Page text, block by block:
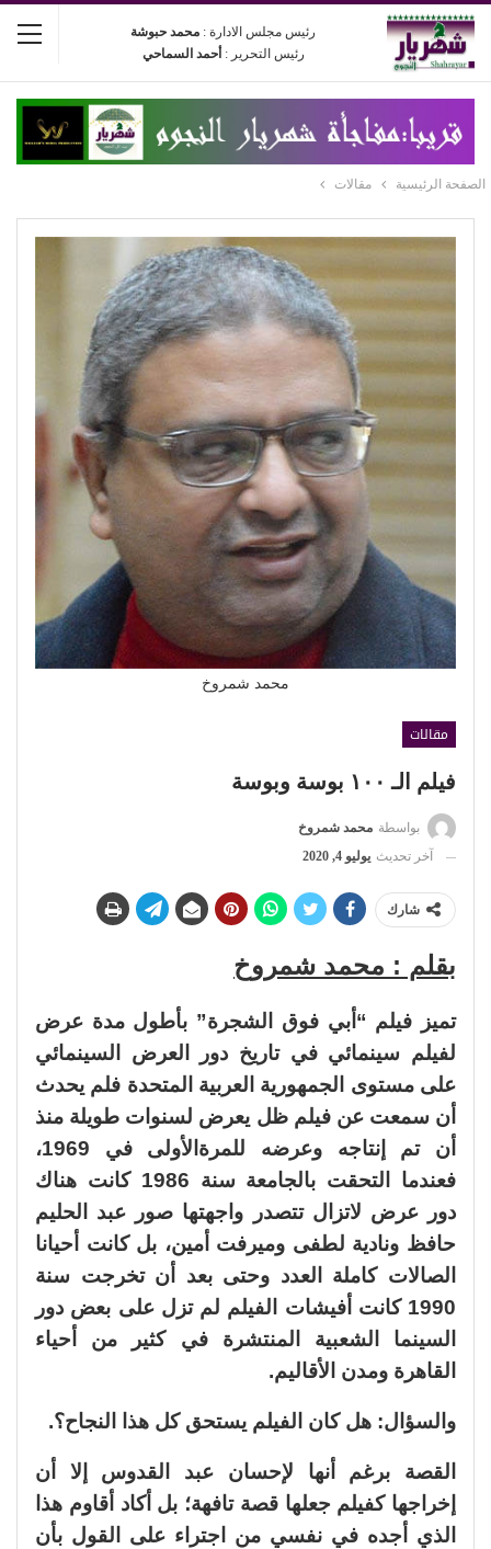
رئيس مجلس الادارة : محمد حبوشة
رئيس التحرير : أحمد السماحي
الصفحة الرئيسية مقالات
محمد شمروخ
مقالات
فيلم الـ ١٠٠ بوسة وبوسة
بواسطة محمد شمروخ
آخر تحديث يوليو 4, 2020
شارك
بقلم : محمد شمروخ
تميز فيلم “أبي فوق الشجرة” بأطول مدة عرض
لفيلم سينمائي في تاريخ دور العرض السينمائي
على مستوى الجمهورية العربية المتحدة فلم يحدث
أن سمعت عن فيلم ظل يعرض لسنوات طويلة منذ
أن تم إنتاجه وعرضه للمرةالأولى في 1969،
فعندما التحقت بالجامعة سنة 1986 كانت هناك
دور عرض لاتزال تتصدر واجهتها صور عبد الحليم
حافظ ونادية لطفى وميرفت أمين، بل كانت أحيانا
الصالات كاملة العدد وحتى بعد أن تخرجت سنة
1990 كانت أفيشات الفيلم لم تزل على بعض دور
السينما الشعبية المنتشرة في كثير من أحياء
القاهرة ومدن الأقاليم.
والسؤال: هل كان الفيلم يستحق كل هذا النجاح؟.
القصة برغم أنها لإحسان عبد القدوس إلا أن
إخراجها كفيلم جعلها قصة تافهة؛ بل أكاد أقاوم هذا
الذي أجده في نفسي من اجتراء على القول بأن